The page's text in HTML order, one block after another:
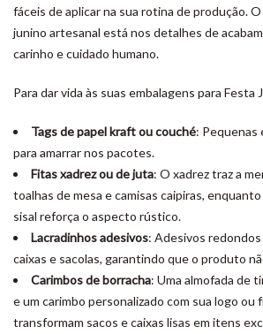
fáceis de aplicar na sua rotina de produção.
junino artesanal está nos detalhes de
carinho e cuidado humano.
Para dar vida às suas embalagens para Festa
Tags de papel kraft ou couché: Pequenas
para amarrar nos pacotes.
Fitas xadrez ou de juta: O xadrez traz a
toalhas de mesa e camisas caipiras,
sisal reforça o aspecto rústico.
Lacradinhos adesivos: Adesivos
caixas e sacolas, garantindo que o produto
Carimbos de borracha: Uma almofada de
e um carimbo personalizado com sua logo ou
transformam sacos e caixas lisas em itens